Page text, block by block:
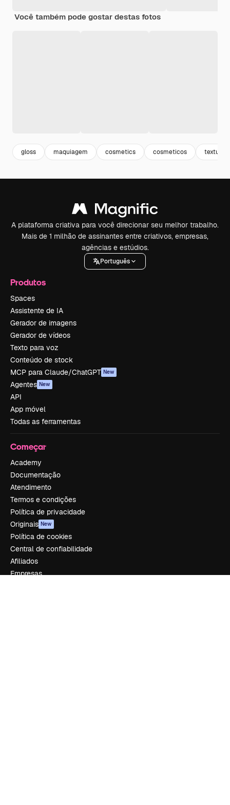
Você também pode gostar destas fotos
gloss maquiagem cosmetics cosmeticos
A plataforma criativa para você direcionar seu melhor trabalho.
Mais de 1 milhão de assinantes entre criativos, empresas,
agências e estúdios.
Português
Produtos
Spaces
Assistente de IA
Gerador de imagens
Gerador de vídeos
Texto para voz
Conteúdo de stock
MCP para Claude/ChatGPT New
Agentes New
API
App móvel
Todas as ferramentas
Começar
Academy
Documentação
Atendimento
Termos e condições
Política de privacidade
Originais New
Política de cookies
Central de confiabilidade
Afiliados
Empresas